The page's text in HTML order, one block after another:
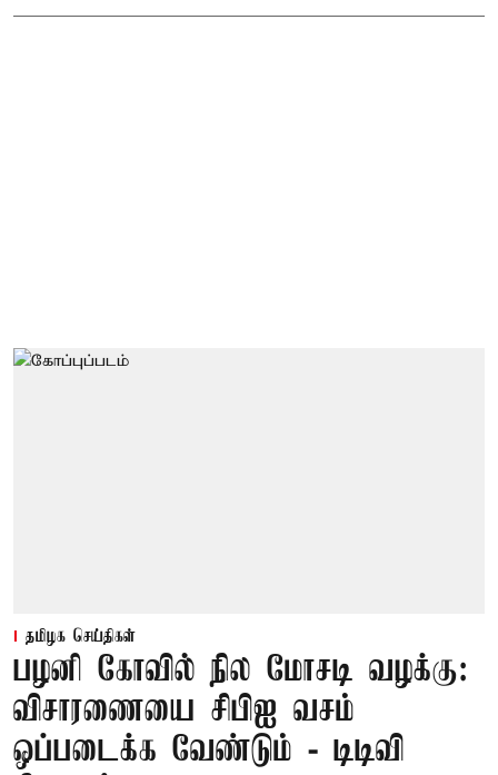
தமிழக செய்திகள்
பழனி கோவில் நில மோசடி வழக்கு:
விசாரணையை சிபிஐ வசம்
ஒப்படைக்க வேண்டும் - டிடிவி